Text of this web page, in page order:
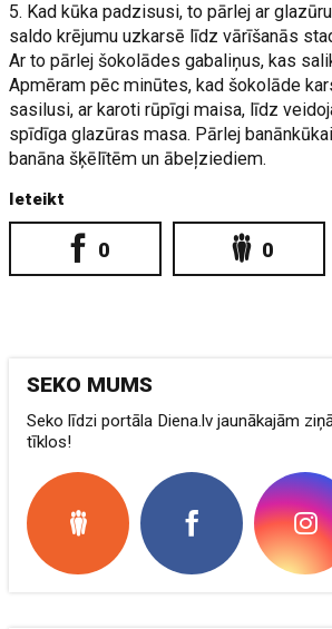
5. Kad kūka padzisusi, to pārlej ar
saldo krējumu uzkarsē līdz vārīšanās
Ar to pārlej šokolādes gabaliņus, kas
Apmēram pēc minūtes, kad šokolāde
sasilusi, ar karoti rūpīgi maisa, līdz
spīdīga glazūras masa. Pārlej
banāna šķēlītēm un ābeļziediem.
Ieteikt
0 0
SEKO MUMS
Seko līdzi portāla Diena.lv jaunākajām
tīklos!